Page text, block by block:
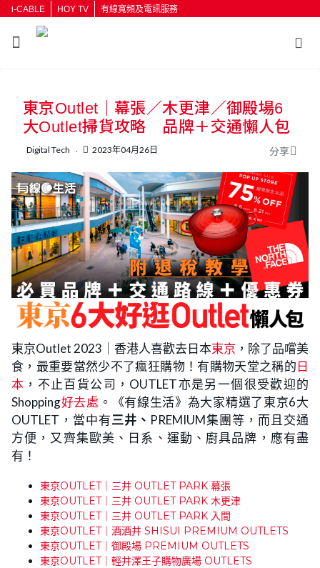
i-CABLE HOY TV 有線寬頻及電訊服務
按輸入鍵開始搜尋
東京Outlet｜幕張／木更津／御殿場6
大Outlet掃貨攻略 品牌＋交通懶人包
Digital Tech 2023年04月26日 分享
東京Outlet 2023｜香港人喜歡去日本東京 ，除了品嚐美
食，最重要當然少不了瘋狂購物！有購物天堂之稱的日
本 ，不止百貨公司，OUTLET亦是另一個很受歡迎的
Shopping好去處 。《有線生活》為大家精選了東京6大
OUTLET，當中有三井、 PREMIUM集團等，而且交通
方便，又齊集歐美、日系、運動、廚具品牌，應有盡
有！
東京OUTLET｜三井 OUTLET PARK 幕張
東京OUTLET｜三井 OUTLET PARK 木更津
東京OUTLET｜三井 OUTLET PARK 入間
東京OUTLET｜酒酒井 SHISUI PREMIUM OUTLETS
東京OUTLET｜御殿場 PREMIUM OUTLETS
東京OUTLET｜輕井澤王子購物廣場 OUTLETS